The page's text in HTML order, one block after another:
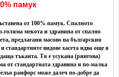
памук
от 100% памук. Спалното
голяма мекота и здравина от спално
предлагани масово на българския
стандартните видове хасета идва още в
тъканта. Тя е усукана (рингова)
от стандартната здравина и по-малка
ранфорс може далеч по-добре да